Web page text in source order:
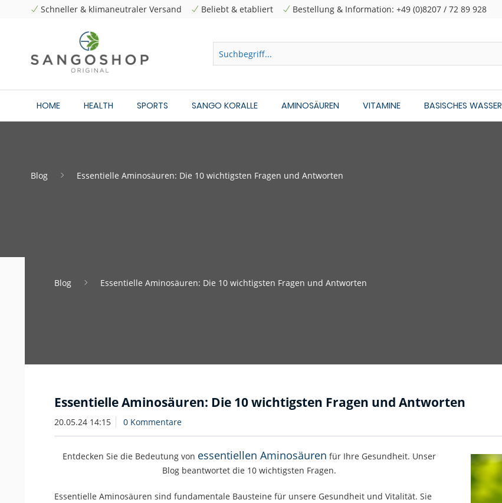
Schneller & klimaneutraler Versand Beliebt & etabliert Bestellung & Information: +49 (0)8207 / 72 89 928
HOME HEALTH SPORTS SANGO KORALLE AMINOSÄUREN VITAMINE BASISCHES WASSER
Blog Essentielle Aminosäuren: Die 10 wichtigsten Fragen und Antworten
Blog Essentielle Aminosäuren: Die 10 wichtigsten Fragen und Antworten
Essentielle Aminosäuren: Die 10 wichtigsten Fragen und Antworten
20.05.24 14:15 0 Kommentare
Entdecken Sie die Bedeutung von essentiellen Aminosäuren für Ihre Gesundheit. Unser
Blog beantwortet die 10 wichtigsten Fragen.
Essentielle Aminosäuren sind fundamentale Bausteine für unsere Gesundheit und Vitalität. Sie